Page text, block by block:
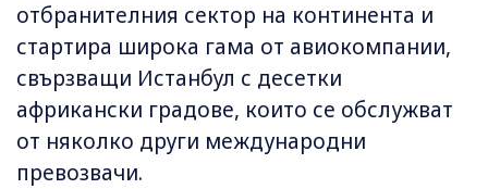
отбранителния сектор на континента и
стартира широка гама от авиокомпании,
свързващи Истанбул с десетки
африкански градове, които се обслужват
от няколко други международни
превозвачи.